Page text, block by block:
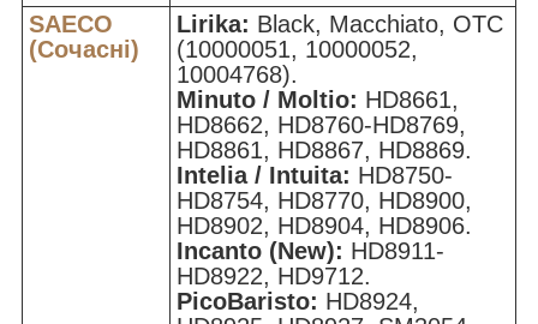
SAECO
(Сочасні)
Lirika: Black, Macchiato, OTC
(10000051, 10000052,
10004768).
Minuto / Moltio: HD8661,
HD8662, HD8760-HD8769,
HD8861, HD8867, HD8869.
Intelia / Intuita: HD8750-
HD8754, HD8770, HD8900,
HD8902, HD8904, HD8906.
Incanto (New): HD8911-
HD8922, HD9712.
PicoBaristo: HD8924,